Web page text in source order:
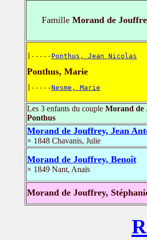
FamilleMorand de
|----- Ponthus, Jean Nicolas
Ponthus, Marie
|-----Nesme, Marie
Les 3 enfants du couple Morand de
Ponthus
Morand de Jouffrey, Jean
× 1848 Chavanis, Julie
Morand de Jouffrey, Benoît
× 1849 Nant, Anaïs
Morand de Jouffrey,